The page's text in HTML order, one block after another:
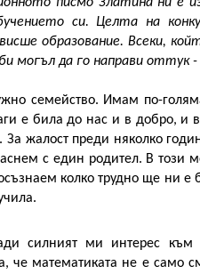
си. Целта на
образование. Всеки,
могъл да го направи оттук -
семейство. Имам по-
е била до нас и в добро, и
За жалост преди няколко
с един родител. В
колко трудно ще ни е
силният ми интерес
че математиката не е само